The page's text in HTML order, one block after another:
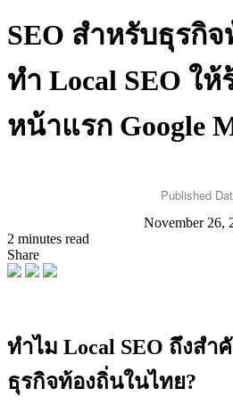
SEO สำหรับธุรกิ
ทำ Local SEO ใ
หน้าแรก Google
Published
November 26,
2 minutes read
Share
ทำไม Local SEO ถึงส
ธุรกิจท้องถิ่นในไทย?